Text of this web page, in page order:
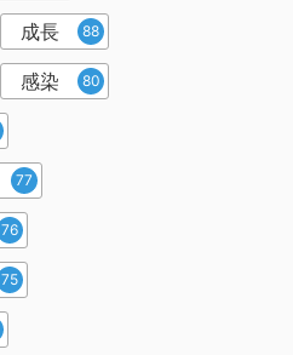
成長 88
感染 80
77
76
75